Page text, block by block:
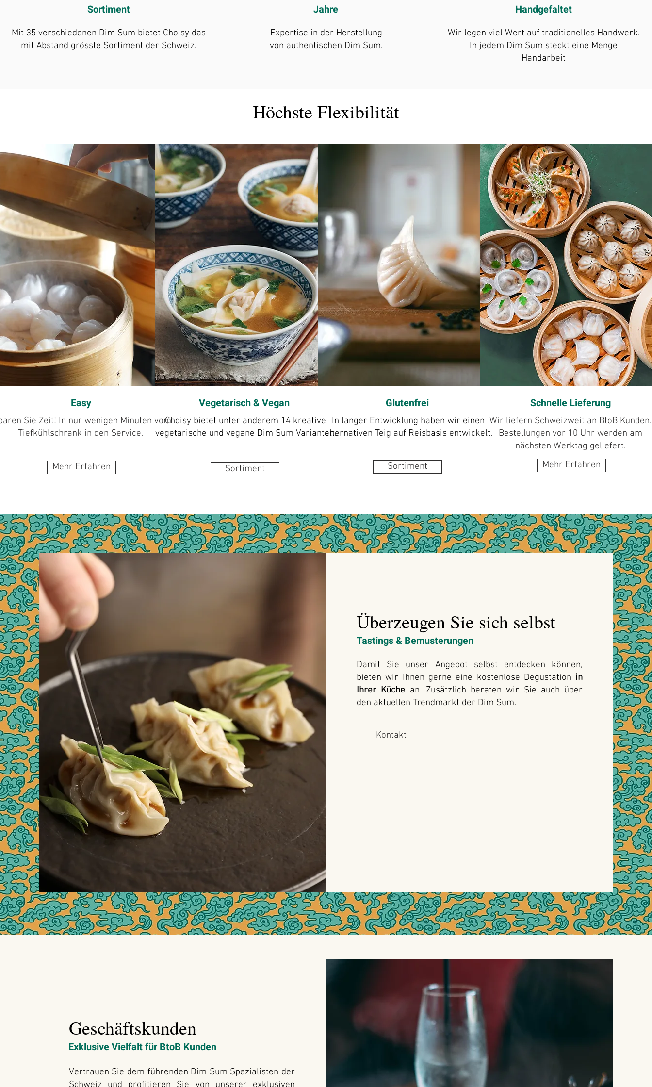
Sortiment
Mit 35 verschiedenen Dim Sum bietet Choisy das
mit Abstand grösste Sortiment der Schweiz.
Jahre
Expertise in der Herstellung
von authentischen Dim Sum.
Handgefaltet
Wir legen viel Wert auf traditionelles Handwerk.
In jedem Dim Sum steckt eine Menge
Handarbeit
Höchste Flexibilität
Easy
Sie Zeit! In nur wenigen Minuten vom
Tiefkühlschrank in den Service.
Mehr Erfahren
Vegetarisch & Vegan
Choisy bietet unter anderem 14 kreative
vegetarische und vegane Dim Sum Varianten.
Sortiment
Glutenfrei
In langer Entwicklung haben wir einen
alternativen Teig auf Reisbasis entwickelt.
Sortiment
Schnelle Lieferung
Wir liefern Schweizweit an BtoB Kunden.
Bestellungen vor 10 Uhr werden am
nächsten Werktag geliefert.
Mehr Erfahren
Überzeugen Sie sich selbst
Damit Sie unser Angebot selbst entdecken können,
bieten wir Ihnen gerne eine kostenlose Degustation in
Ihrer Küche an. Zusätzlich beraten wir Sie auch über
den aktuellen Trendmarkt der Dim Sum.
Tastings & Bemusterungen
Kontakt
Geschäftskunden
Vertrauen Sie dem führenden Dim Sum Spezialisten der
Exklusive Vielfalt für BtoB Kunden